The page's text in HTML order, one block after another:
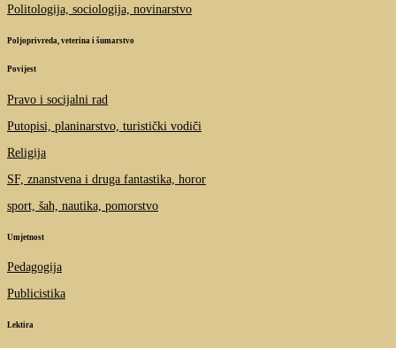
Politologija, sociologija, novinarstvo
Poljoprivreda, veterina i šumarstvo
Povijest
Pravo i socijalni rad
Putopisi, planinarstvo, turistički vodiči
Religija
SF, znanstvena i druga fantastika, horor
sport, šah, nautika, pomorstvo
Umjetnost
Pedagogija
Publicistika
Lektira